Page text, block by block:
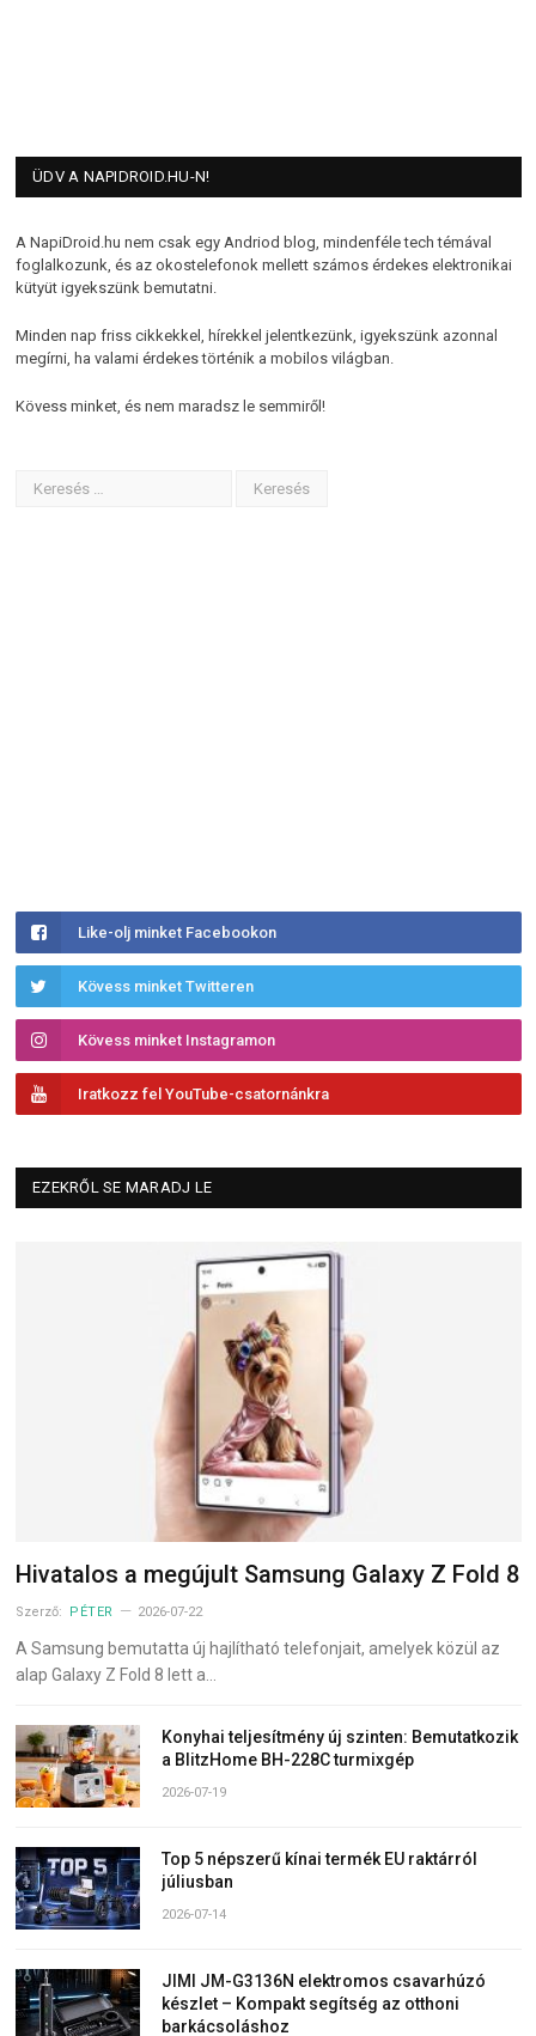
ÜDV A NAPIDROID.HU-N!
A NapiDroid.hu nem csak egy Andriod blog, mindenféle tech témával
foglalkozunk, és az okostelefonok mellett számos érdekes elektronikai
kütyüt igyekszünk bemutatni.
Minden nap friss cikkekkel, hírekkel jelentkezünk, igyekszünk azonnal
megírni, ha valami érdekes történik a mobilos világban.
Kövess minket, és nem maradsz le semmiről!
Like-olj minket Facebookon
Kövess minket Twitteren
Kövess minket Instagramon
Iratkozz fel YouTube-csatornánkra
EZEKRŐL SE MARADJ LE
Hivatalos a megújult Samsung Galaxy Z Fold 8
Szerző: PÉTER 2026-07-22
A Samsung bemutatta új hajlítható telefonjait, amelyek közül az
alap Galaxy Z Fold 8 lett a…
Konyhai teljesítmény új szinten: Bemutatkozik
a BlitzHome BH-228C turmixgép
2026-07-19
Top 5 népszerű kínai termék EU raktárról
júliusban
2026-07-14
JIMI JM-G3136N elektromos csavarhúzó
készlet – Kompakt segítség az otthoni
barkácsoláshoz